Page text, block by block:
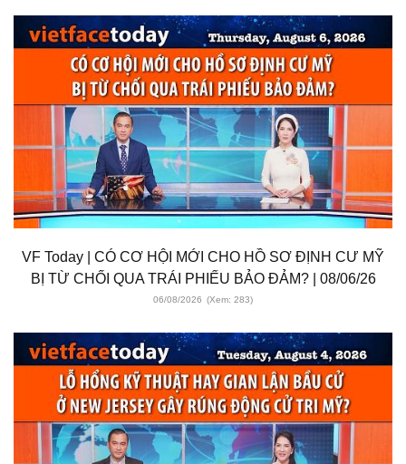
VF Today | CÓ CƠ HỘI MỚI CHO HỒ SƠ ĐỊNH CƯ MỸ
BỊ TỪ CHỐI QUA TRÁI PHIẾU BẢO ĐẢM? | 08/06/26
06/08/2026 (Xem: 283)